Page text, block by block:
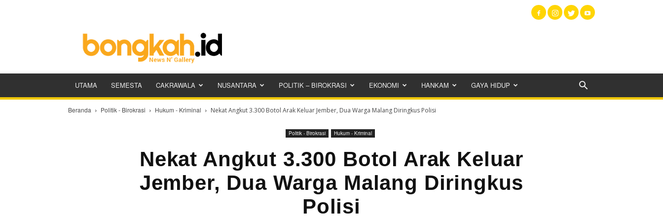
UTAMA SEMESTA CAKRAWALA NUSANTARA POLITIK – BIROKRASI EKONOMI HANKAM GAYA HIDUP
Beranda Politik - Birokrasi Hukum - Kriminal Nekat Angkut 3.300 Botol Arak Keluar Jember, Dua Warga Malang Diringkus Polisi
Politik - Birokrasi Hukum - Kriminal
Nekat Angkut 3.300 Botol Arak Keluar
Jember, Dua Warga Malang Diringkus
Polisi